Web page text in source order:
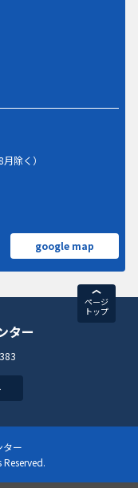
除く）
google map
ページ
トップ
ター
ー